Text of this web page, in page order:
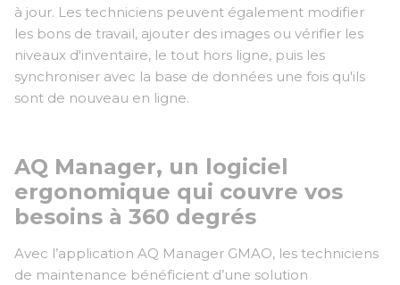
à jour. Les techniciens peuvent également modifier
les bons de travail, ajouter des images ou vérifier les
niveaux d'inventaire, le tout hors ligne, puis les
synchroniser avec la base de données une fois qu'ils
sont de nouveau en ligne.
AQ Manager, un logiciel
ergonomique qui couvre vos
besoins à 360 degrés
Avec l’application AQ Manager GMAO, les techniciens
de maintenance bénéficient d’une solution